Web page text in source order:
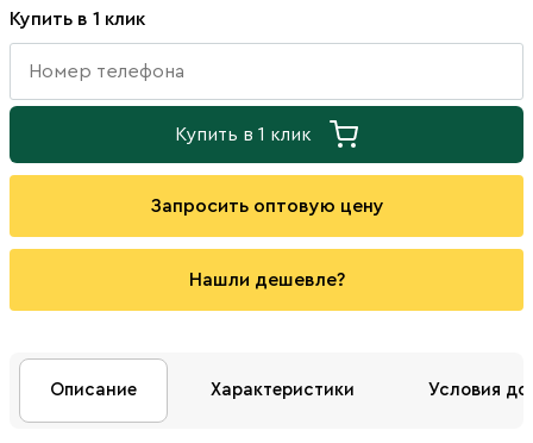
Купить в 1 клик
Купить в 1 клик
Запросить оптовую цену
Нашли дешевле?
Описание Характеристики Условия